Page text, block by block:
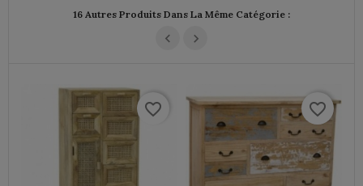
16 Autres Produits Dans La Même Catégorie :
favorite_border favorite_border